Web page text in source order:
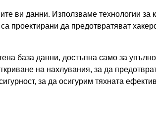
ви данни. Използваме технологии
проектирани да предотвратяват
база данни, достъпна само за
на нахлувания, за да
за да осигурим тяхната